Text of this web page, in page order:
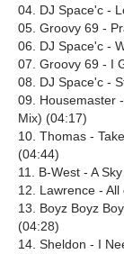
04. DJ Space'c -
05. Groovy 69 -
06. DJ Space'c -
07. Groovy 69 - I
08. DJ Space'c -
09. Housemaster
Mix) (04:17)
10. Thomas -
(04:44)
11. B-West - A
12. Lawrence -
13. Boyz Boyz
(04:28)
14. Sheldon - I